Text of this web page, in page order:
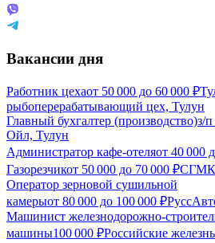
Вакансии дня
Работник цехаот 50 000 до 60 000 ₽
рыбоперерабатывающий цех, Тулун
Главный бухгалтер (производство)з/п
Ойл, Тулун
Администратор кафе-отеляот 40 000
Газорезчикот 50 000 до 70 000 ₽
Оператор зерновой сушильной
камерыот 80 000 до 100 000 ₽
Машинист железнодорожно-
машины100 000 ₽Российские